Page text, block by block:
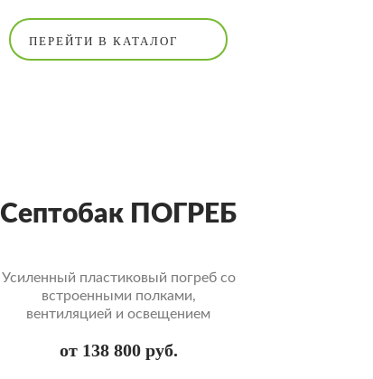
ПЕРЕЙТИ В КАТАЛОГ
Септобак ПОГРЕБ
Усиленный пластиковый погреб со
встроенными полками,
вентиляцией и освещением
от 138 800 руб.